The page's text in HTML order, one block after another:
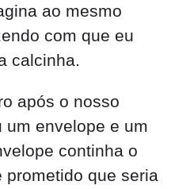
ao mesmo
com que eu
calcinha.
após o nosso
um envelope e um
continha o
que seria